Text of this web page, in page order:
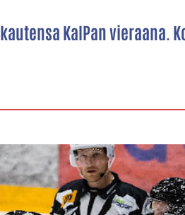
KalPan vieraana.